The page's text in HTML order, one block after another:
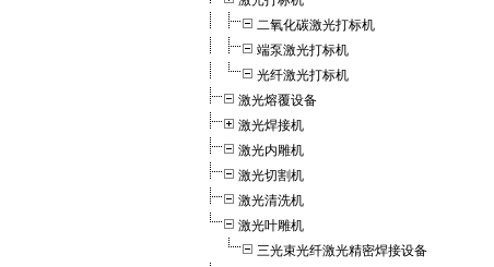
二氧化碳激光打标机
端泵激光打标机
光纤激光打标机
激光熔覆设备
激光焊接机
激光内雕机
激光切割机
激光清洗机
激光叶雕机
三光束光纤激光精密焊接设备